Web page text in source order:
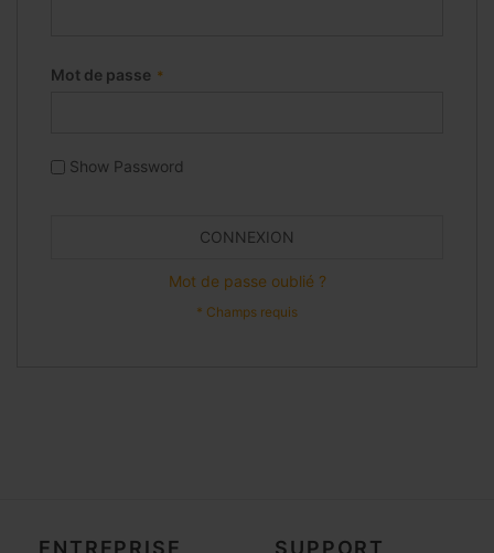
Mot de passe
Show Password
CONNEXION
Mot de passe oublié ?